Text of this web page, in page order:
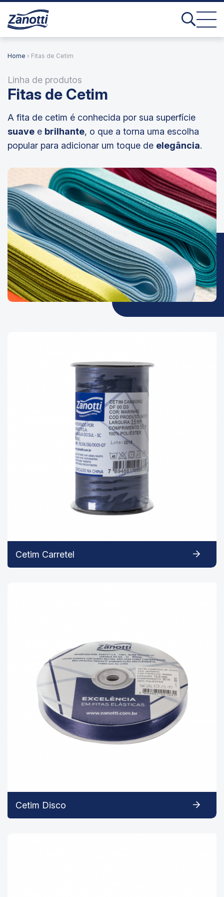
Home › Fitas de Cetim
Linha de produtos
Fitas de Cetim
A fita de cetim é conhecida por sua superfície
suave e brilhante, o que a torna uma escolha
popular para adicionar um toque de elegância.
Cetim Carretel
Cetim Disco